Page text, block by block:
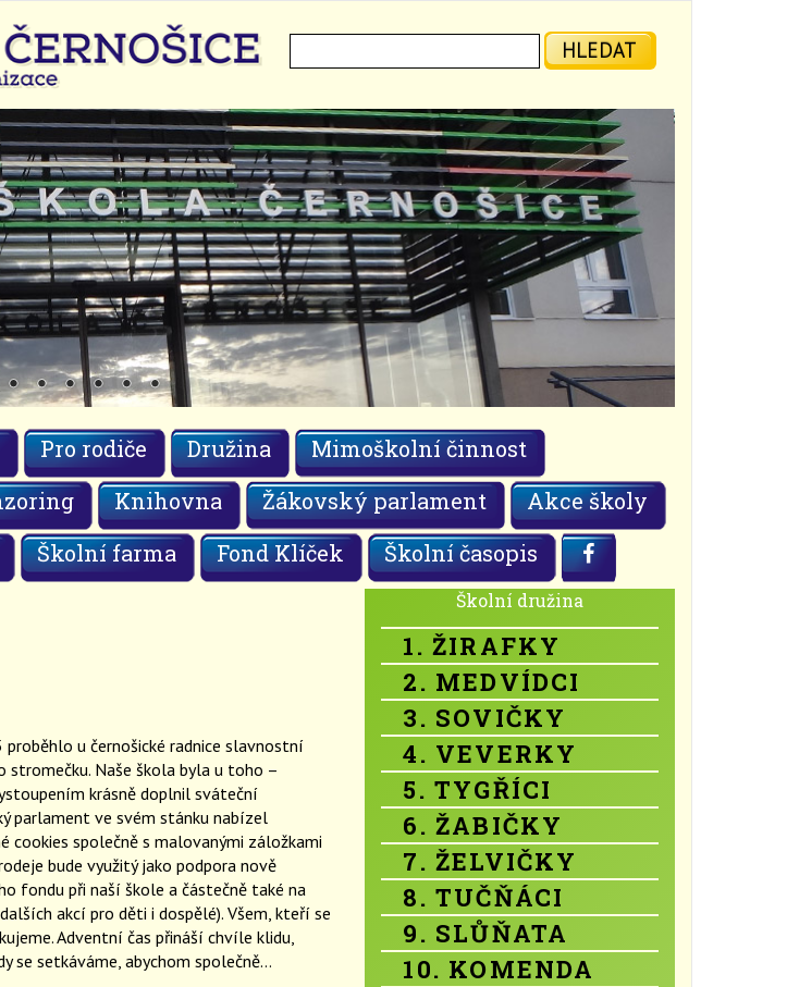
HLEDAT
Pro rodiče Družina
Mimoškolní činnost
Knihovna Žákovský parlament
Akce školy
Školní farma Fond Klíček Školní časopis
proběhlo u černošické radnice slavnostní
stromečku. Naše škola byla u toho –
krásně doplnil sváteční
parlament ve svém stánku nabízel
cookies společně s malovanými záložkami
bude využitý jako podpora nově
fondu při naší škole a částečně také na
akcí pro děti i dospělé). Všem, kteří se
Adventní čas přináší chvíle klidu,
se setkáváme, abychom společně…
Školní družina
1. ŽIRAFKY
2. MEDVÍDCI
3. SOVIČKY
4. VEVERKY
5. TYGŘÍCI
6. ŽABIČKY
7. ŽELVIČKY
8. TUČŇÁCI
9. SLŮŇATA
10. KOMENDA